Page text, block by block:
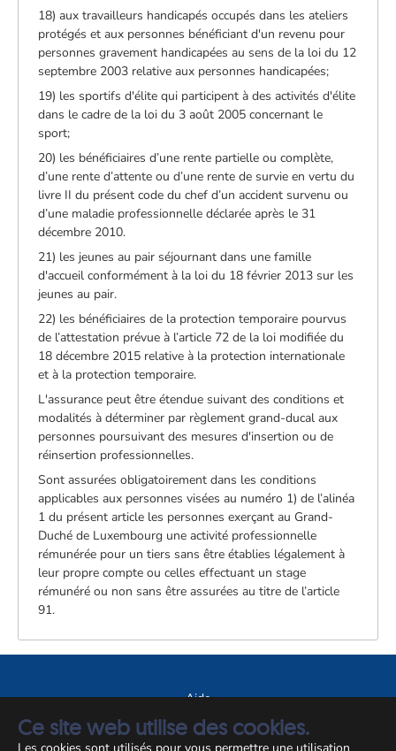
Ce site web utilise des cookies.
18) aux travailleurs handicapés occupés dans les ateliers
protégés et aux personnes bénéficiant d'un revenu pour
personnes gravement handicapées au sens de la loi du 12
septembre 2003 relative aux personnes handicapées;
19) les sportifs d'élite qui participent à des activités d'élite
dans le cadre de la loi du 3 août 2005 concernant le
sport;
20) les bénéficiaires d’une rente partielle ou complète,
d’une rente d’attente ou d’une rente de survie en vertu du
livre II du présent code du chef d’un accident survenu ou
d’une maladie professionnelle déclarée après le 31
décembre 2010.
21) les jeunes au pair séjournant dans une famille
d'accueil conformément à la loi du 18 février 2013 sur les
jeunes au pair.
22) les bénéficiaires de la protection temporaire pourvus
de l’attestation prévue à l’article 72 de la loi modifiée du
18 décembre 2015 relative à la protection internationale
et à la protection temporaire.
L'assurance peut être étendue suivant des conditions et
modalités à déterminer par règlement grand-ducal aux
personnes poursuivant des mesures d'insertion ou de
réinsertion professionnelles.
Sont assurées obligatoirement dans les conditions
applicables aux personnes visées au numéro 1) de l’alinéa
1 du présent article les personnes exerçant au Grand-
Duché de Luxembourg une activité professionnelle
rémunérée pour un tiers sans être établies légalement à
leur propre compte ou celles effectuant un stage
rémunéré ou non sans être assurées au titre de l’article
91.
Aide
A propos du site